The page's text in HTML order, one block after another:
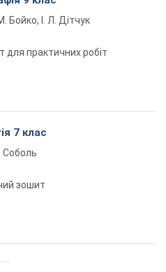
Бойко, І. Л. Дітчук
для практичних робіт
7 клас
Соболь
зошит